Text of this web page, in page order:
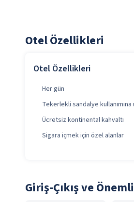
Otel Özellikleri
Otel Özellikleri
Her gün
Tekerlekli sandalye kullanımına
Ücretsiz kontinental kahvaltı
Sigara içmek için özel alanlar
Giriş-Çıkış ve